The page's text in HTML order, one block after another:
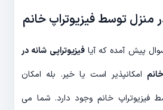
منزل توسط فیزیوتراپ خانم
پیش آمده که آیافیزیوتراپی شانه در
امکانپذیر است یا خیر. بله امکان
فیزیوتراپ خانم وجود دارد. شما می